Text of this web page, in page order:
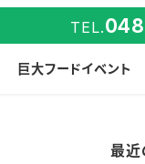
TEL.
巨大フードイベント
最近